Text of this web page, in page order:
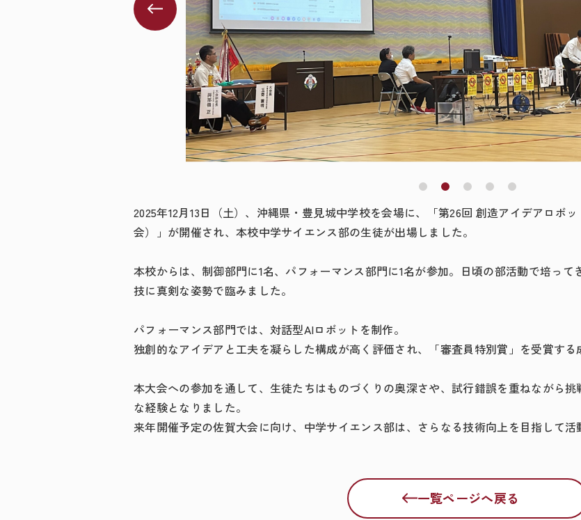
2025年12月13日（土）、沖縄県・豊見城中学校を会場に、「第26回 創造アイデアロボ
会）」が開催され、本校中学サイエンス部の生徒が出場しました。
本校からは、制御部門に1名、パフォーマンス部門に1名が参加。日頃の部活動で培って
技に真剣な姿勢で臨みました。
パフォーマンス部門では、対話型AIロボットを制作。
独創的なアイデアと工夫を凝らした構成が高く評価され、「審査員特別賞」を受賞する
本大会への参加を通して、生徒たちはものづくりの奥深さや、試行錯誤を重ねながら
な経験となりました。
来年開催予定の佐賀大会に向け、中学サイエンス部は、さらなる技術向上を目指して活
一覧ページへ戻る